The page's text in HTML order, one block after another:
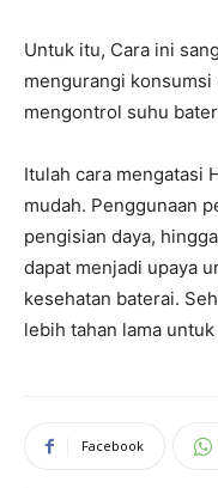
Untuk itu, Cara ini
mengurangi konsumsi
mengontrol suhu
Itulah cara mengatasi
mudah. Penggunaan
pengisian daya,
dapat menjadi upaya
kesehatan baterai.
lebih tahan lama
Facebook